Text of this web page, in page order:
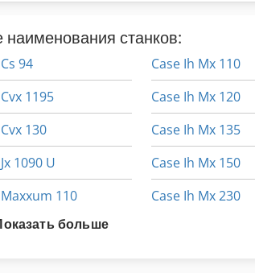
станков:
94
1195
130
1090 U
110
Maxxum 140
Case Ih Mx 110
Case Ih Mx 120
Case Ih Mx 135
Case Ih Mx 150
Case Ih Mx 230
больше